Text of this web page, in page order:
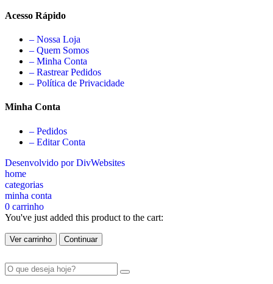
Acesso Rápido
– Nossa Loja
– Quem Somos
– Minha Conta
– Rastrear Pedidos
– Política de Privacidade
Minha Conta
– Pedidos
– Editar Conta
Desenvolvido por DivWebsites
home
categorias
minha conta
0 carrinho
You've just added this product to the cart:
Ver carrinho Continuar